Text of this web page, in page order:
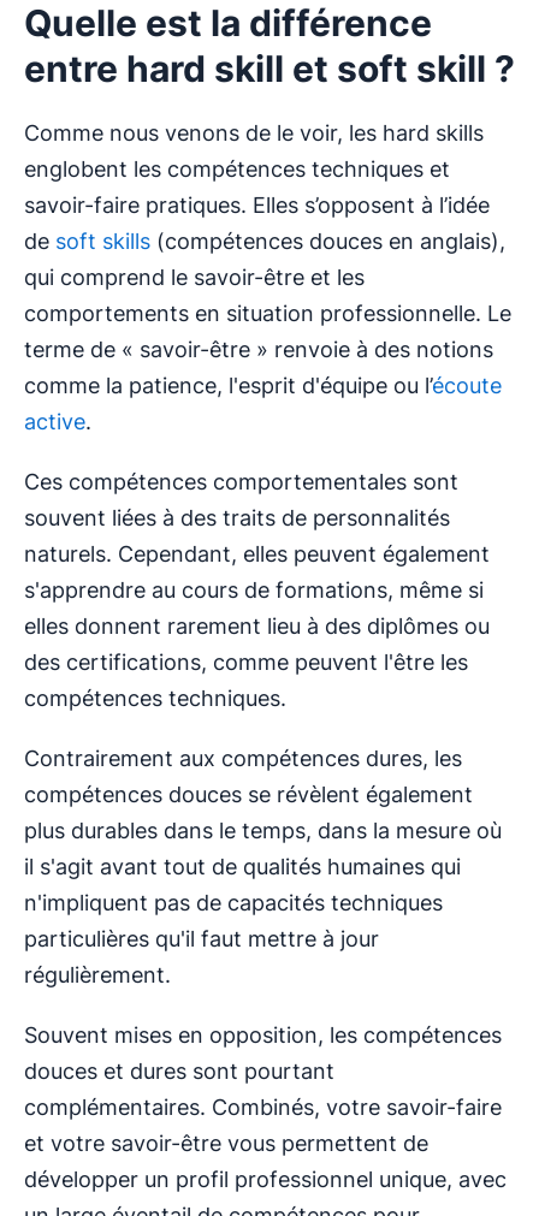
Quelle est la différence
entre hard skill et soft skill ?
Comme nous venons de le voir, les hard skills
englobent les compétences techniques et
savoir-faire pratiques. Elles s’opposent à l’idée
de soft skills (compétences douces en anglais),
qui comprend le savoir-être et les
comportements en situation professionnelle. Le
terme de « savoir-être » renvoie à des notions
comme la patience, l'esprit d'équipe ou l’écoute
active.
Ces compétences comportementales sont
souvent liées à des traits de personnalités
naturels. Cependant, elles peuvent également
s'apprendre au cours de formations, même si
elles donnent rarement lieu à des diplômes ou
des certifications, comme peuvent l'être les
compétences techniques.
Contrairement aux compétences dures, les
compétences douces se révèlent également
plus durables dans le temps, dans la mesure où
il s'agit avant tout de qualités humaines qui
n'impliquent pas de capacités techniques
particulières qu'il faut mettre à jour
régulièrement.
Souvent mises en opposition, les compétences
douces et dures sont pourtant
complémentaires. Combinés, votre savoir-faire
et votre savoir-être vous permettent de
développer un profil professionnel unique, avec